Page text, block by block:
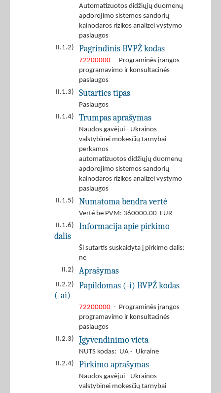
Automatizuotos didžiųjų duomenų
apdorojimo sistemos sandorių
kainodaros rizikos analizei vystymo
paslaugos
II.1.2)
Pagrindinis BVPŽ kodas
72200000 - Programinės įrangos
programavimo ir konsultacinės
paslaugos
II.1.3)
Sutarties tipas
Paslaugos
II.1.4)
Trumpas aprašymas
Naudos gavėjui - Ukrainos
valstybinei mokesčių tarnybai
perkamos
automatizuotos didžiųjų duomenų
apdorojimo sistemos sandorių
kainodaros rizikos analizei vystymo
paslaugos
II.1.5)
Numatoma bendra vertė
Vertė be PVM: 360000.00 EUR
II.1.6)
Informacija apie pirkimo
dalis
Ši sutartis suskaidyta į pirkimo dalis:
ne
II.2)
Aprašymas
II.2.2)
Papildomas (-i) BVPŽ kodas
(-ai)
72200000 - Programinės įrangos
programavimo ir konsultacinės
paslaugos
II.2.3)
Įgyvendinimo vieta
NUTS kodas: UA - Ukraine
II.2.4)
Pirkimo aprašymas
Naudos gavėjui - Ukrainos
valstybinei mokesčių tarnybai